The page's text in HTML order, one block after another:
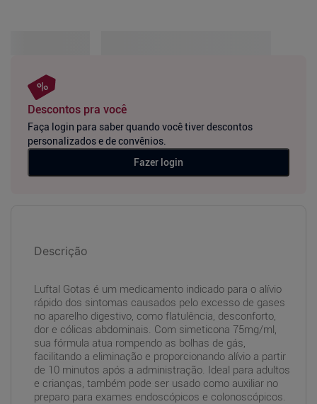
Descontos pra você
Faça login para saber quando você tiver descontos
personalizados e de convênios.
Fazer login
Descrição
Luftal Gotas é um medicamento indicado para o alívio
rápido dos sintomas causados pelo excesso de gases
no aparelho digestivo, como flatulência, desconforto,
dor e cólicas abdominais. Com simeticona 75mg/ml,
sua fórmula atua rompendo as bolhas de gás,
facilitando a eliminação e proporcionando alívio a partir
de 10 minutos após a administração. Ideal para adultos
e crianças, também pode ser usado como auxiliar no
preparo para exames endoscópicos e colonoscópicos.